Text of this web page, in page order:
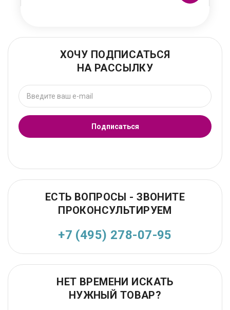
ХОЧУ ПОДПИСАТЬСЯ
НА РАССЫЛКУ
Подписаться
ЕСТЬ ВОПРОСЫ - ЗВОНИТЕ
ПРОКОНСУЛЬТИРУЕМ
+7 (495) 278-07-95
НЕТ ВРЕМЕНИ ИСКАТЬ
НУЖНЫЙ ТОВАР?